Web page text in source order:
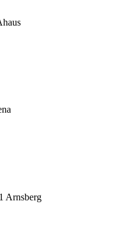
Arnsberg